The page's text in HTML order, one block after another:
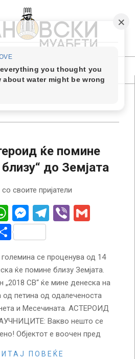
ќе помине
до Земјата
своите пријатели
WhatsApp
Messenger
Telegram
Viber
Share
се проценува од 14
ќе помине близу Земјата.
„2018 СВ“ ќе мине денеска на
петина од одалеченоста
и Месечината. АСТЕРОИД
Вакво нешто се
Објектот е воочен пред
ПОВЕЌЕ